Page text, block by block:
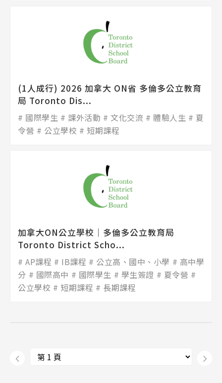
(1人成行) 2026 加拿大 ON省 多倫多公立教育
局 Toronto Dis...
國際學生 課外活動 文化交流 體驗人生
夏
令營
公立學校 短期課程
加拿大ON公立學校│多倫多公立教育局
Toronto District Scho...
AP課程 IB課程 公立高、國中、小學
高中學
分
國際高中 國際學生 學生簽證
夏令營
公立學校
短期課程 長期課程